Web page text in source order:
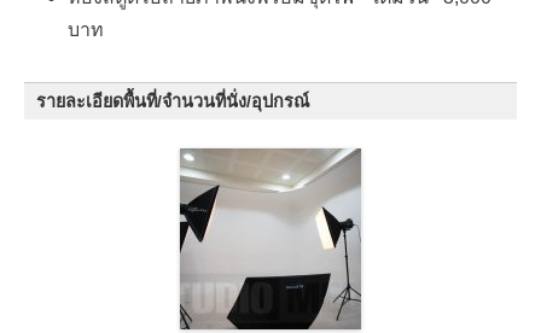
บาท
รายละเอียดพื้นที่/จำนวนที่นั่ง/อุปกรณ์